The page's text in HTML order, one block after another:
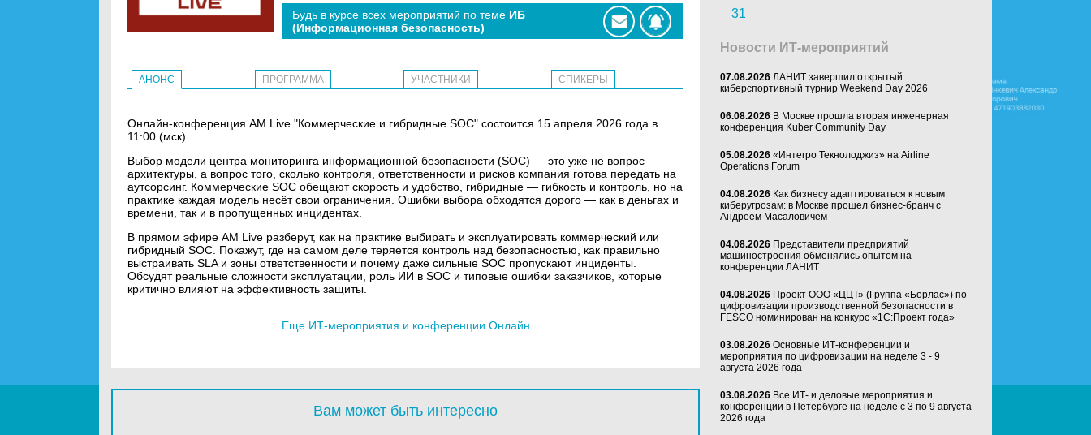
Будь в курсе всех мероприятий по теме ИБ
(Информационная безопасность)
АНОНС ПРОГРАММА УЧАСТНИКИ СПИКЕРЫ
Онлайн-конференция AM Live "Коммерческие и гибридные SOC" состоится 15 апреля 2026 года в
11:00 (мск).
Выбор модели центра мониторинга информационной безопасности (SOC) — это уже не вопрос
архитектуры, а вопрос того, сколько контроля, ответственности и рисков компания готова передать на
аутсорсинг. Коммерческие SOC обещают скорость и удобство, гибридные — гибкость и контроль, но на
практике каждая модель несёт свои ограничения. Ошибки выбора обходятся дорого — как в деньгах и
времени, так и в пропущенных инцидентах.
В прямом эфире AM Live разберут, как на практике выбирать и эксплуатировать коммерческий или
гибридный SOC. Покажут, где на самом деле теряется контроль над безопасностью, как правильно
выстраивать SLA и зоны ответственности и почему даже сильные SOC пропускают инциденты.
Обсудят реальные сложности эксплуатации, роль ИИ в SOC и типовые ошибки заказчиков, которые
критично влияют на эффективность защиты.
Еще ИТ-мероприятия и конференции Онлайн
Вам может быть интересно
31
Новости ИТ-мероприятий
07.08.2026 ЛАНИТ завершил открытый
киберспортивный турнир Weekend Day 2026
06.08.2026 В Москве прошла вторая инженерная
конференция Kuber Community Day
05.08.2026 «Интегро Текнолоджиз» на Airline
Operations Forum
04.08.2026 Как бизнесу адаптироваться к новым
киберугрозам: в Москве прошел бизнес-бранч с
Андреем Масаловичем
04.08.2026 Представители предприятий
машиностроения обменялись опытом на
конференции ЛАНИТ
04.08.2026 Проект ООО «ЦЦТ» (Группа «Борлас») по
цифровизации производственной безопасности в
FESCO номинирован на конкурс «1С:Проект года»
03.08.2026 Основные ИТ-конференции и
мероприятия по цифровизации на неделе 3 - 9
августа 2026 года
03.08.2026 Все ИТ- и деловые мероприятия и
конференции в Петербурге на неделе с 3 по 9 августа
2026 года